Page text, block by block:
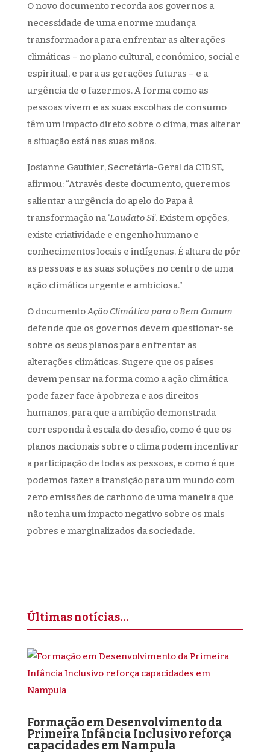
O novo documento recorda aos governos a
necessidade de uma enorme mudança
transformadora para enfrentar as alterações
climáticas – no plano cultural, económico, social e
espiritual, e para as gerações futuras – e a
urgência de o fazermos. A forma como as
pessoas vivem e as suas escolhas de consumo
têm um impacto direto sobre o clima, mas alterar
a situação está nas suas mãos.
Josianne Gauthier, Secretária­-Geral da CIDSE,
afirmou: “Através deste documento, queremos
salientar a urgência do apelo do Papa à
transformação na ‘Laudato Si’. Existem opções,
existe criatividade e engenho humano e
conhecimentos locais e indígenas. É altura de pôr
as pessoas e as suas soluções no centro de uma
ação climática urgente e ambiciosa.”
O documentoAção Climática para o Bem Comum
defende que os governos devem questionar-se
sobre os seus planos para enfrentar as
alterações climáticas. Sugere que os países
devem pensar na forma como a ação climática
pode fazer face à pobreza e aos direitos
humanos, para que a ambição demonstrada
corresponda à escala do desafio, como é que os
planos nacionais sobre o clima podem incentivar
a participação de todas as pessoas, e como é que
podemos fazer a transição para um mundo com
zero emissões de carbono de uma maneira que
não tenha um impacto negativo sobre os mais
pobres e marginalizados da sociedade.
Últimas notícias…
Formação em Desenvolvimento da
Primeira Infância Inclusivo reforça
capacidades em Nampula